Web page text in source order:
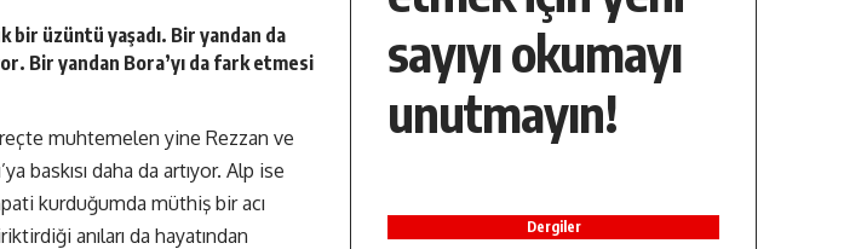
bir üzüntü yaşadı. Bir yandan da
Bir yandan Bora’yı da fark etmesi
muhtemelen yine Rezzan ve
baskısı daha da artıyor. Alp ise
kurduğumda müthiş bir acı
anıları da hayatından
sayıyı okumayı
unutmayın!
Dergiler